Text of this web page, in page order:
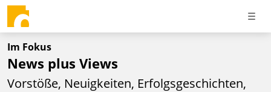
Im Fokus
News plus Views
Vorstöße, Neuigkeiten, Erfolgsgeschichten,